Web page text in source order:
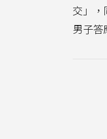
交」，
男子答